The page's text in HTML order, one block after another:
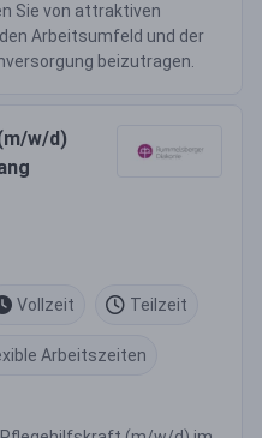
Sie von attraktiven
Arbeitsumfeld und der
beizutragen.
w/d)
Vollzeit Teilzeit
Arbeitszeiten